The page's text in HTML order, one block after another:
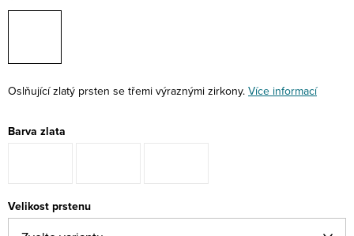
Oslňující zlatý prsten se třemi výraznými zirkony. Více informací
Barva zlata
Velikost prstenu